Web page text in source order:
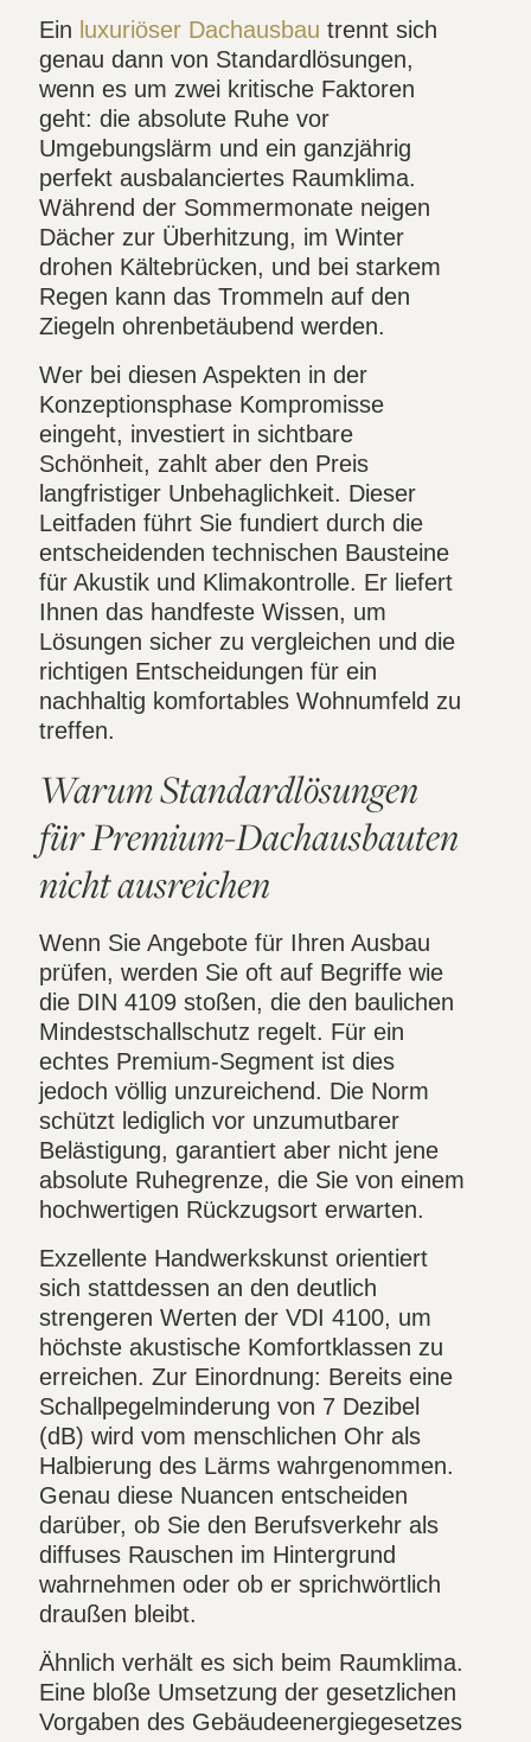
Ein luxuriöser Dachausbau trennt sich
genau dann von Standardlösungen,
wenn es um zwei kritische Faktoren
geht: die absolute Ruhe vor
Umgebungslärm und ein ganzjährig
perfekt ausbalanciertes Raumklima.
Während der Sommermonate neigen
Dächer zur Überhitzung, im Winter
drohen Kältebrücken, und bei starkem
Regen kann das Trommeln auf den
Ziegeln ohrenbetäubend werden.
Wer bei diesen Aspekten in der
Konzeptionsphase Kompromisse
eingeht, investiert in sichtbare
Schönheit, zahlt aber den Preis
langfristiger Unbehaglichkeit. Dieser
Leitfaden führt Sie fundiert durch die
entscheidenden technischen Bausteine
für Akustik und Klimakontrolle. Er liefert
Ihnen das handfeste Wissen, um
Lösungen sicher zu vergleichen und die
richtigen Entscheidungen für ein
nachhaltig komfortables Wohnumfeld zu
treffen.
Warum Standardlösungen
für Premium-Dachausbauten
nicht ausreichen
Wenn Sie Angebote für Ihren Ausbau
prüfen, werden Sie oft auf Begriffe wie
die DIN 4109 stoßen, die den baulichen
Mindestschallschutz regelt. Für ein
echtes Premium-Segment ist dies
jedoch völlig unzureichend. Die Norm
schützt lediglich vor unzumutbarer
Belästigung, garantiert aber nicht jene
absolute Ruhegrenze, die Sie von einem
hochwertigen Rückzugsort erwarten.
Exzellente Handwerkskunst orientiert
sich stattdessen an den deutlich
strengeren Werten der VDI 4100, um
höchste akustische Komfortklassen zu
erreichen. Zur Einordnung: Bereits eine
Schallpegelminderung von 7 Dezibel
(dB) wird vom menschlichen Ohr als
Halbierung des Lärms wahrgenommen.
Genau diese Nuancen entscheiden
darüber, ob Sie den Berufsverkehr als
diffuses Rauschen im Hintergrund
wahrnehmen oder ob er sprichwörtlich
draußen bleibt.
Ähnlich verhält es sich beim Raumklima.
Eine bloße Umsetzung der gesetzlichen
Vorgaben des Gebäudeenergiegesetzes